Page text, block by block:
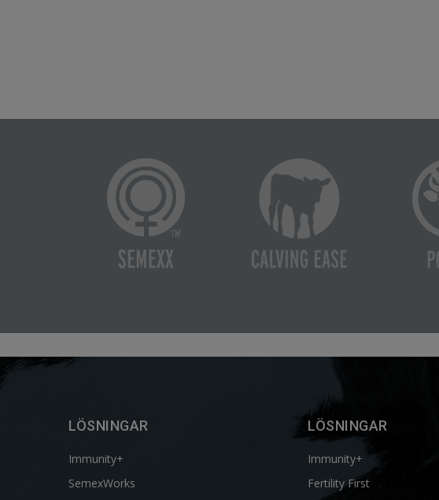
LÖSNINGAR
Immunity+
SemexWorks
LÖSNINGAR
Immunity+
Fertility First